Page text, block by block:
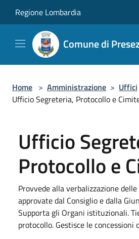
Regione Lombardia
Comune di
Home > Amministrazione > Uffici
Ufficio Segreteria, Protocollo e
Ufficio
Protocollo e
Provvede alla verbalizzazione
approvate dal Consiglio e dalla
Supporta gli Organi istituzionali.
protocollo. Gestisce le concessioni